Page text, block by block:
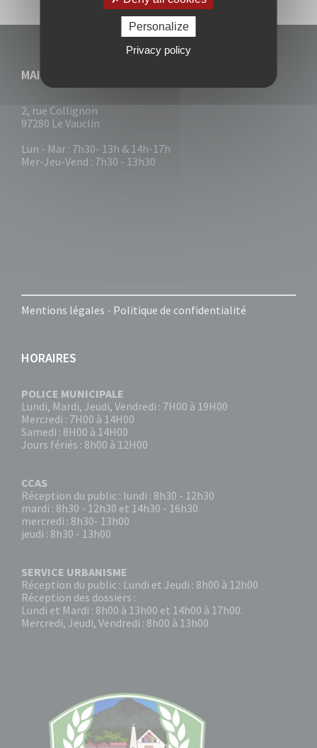
MAIRIE DU VAUCLIN
2, rue Collignon
97280 Le Vauclin
Lun - Mar : 7h30- 13h & 14h-17h
Mer-Jeu-Vend : 7h30 - 13h30
Mentions légales - Politique de confidentialité
HORAIRES
POLICE MUNICIPALE
Lundi, Mardi, Jeudi, Vendredi : 7H00 à 19H00
Mercredi : 7H00 à 14H00
Samedi : 8H00 à 14H00
Jours fériés : 8h00 à 12H00
CCAS
Réception du public : lundi : 8h30 - 12h30
mardi : 8h30 - 12h30 et 14h30 - 16h30
mercredi : 8h30- 13h00
jeudi : 8h30 - 13h00
SERVICE URBANISME
Réception du public : Lundi et Jeudi : 8h00 à 12h00
Réception des dossiers :
Lundi et Mardi : 8h00 à 13h00 et 14h00 à 17h00.
Mercredi, Jeudi, Vendredi : 8h00 à 13h00
Personalize
Privacy policy